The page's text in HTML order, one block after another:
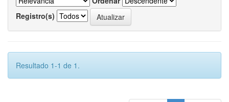
Registro(s)
Resultado 1-1 de 1.